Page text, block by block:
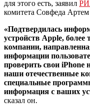
для этого есть, заявил
комитета Совфеда
«Подтвердилась
устройств Apple, более
компании,
информации
проверить свои iPhone
наши отечественные
специальные
информация с ваших
сказал он.